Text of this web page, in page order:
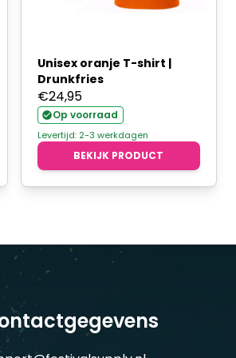
Unisex oranje T-shirt |
Drunkfries
€24,95
Op voorraad
Levertijd: 2-3 werkdagen
BEKIJK PRODUCT